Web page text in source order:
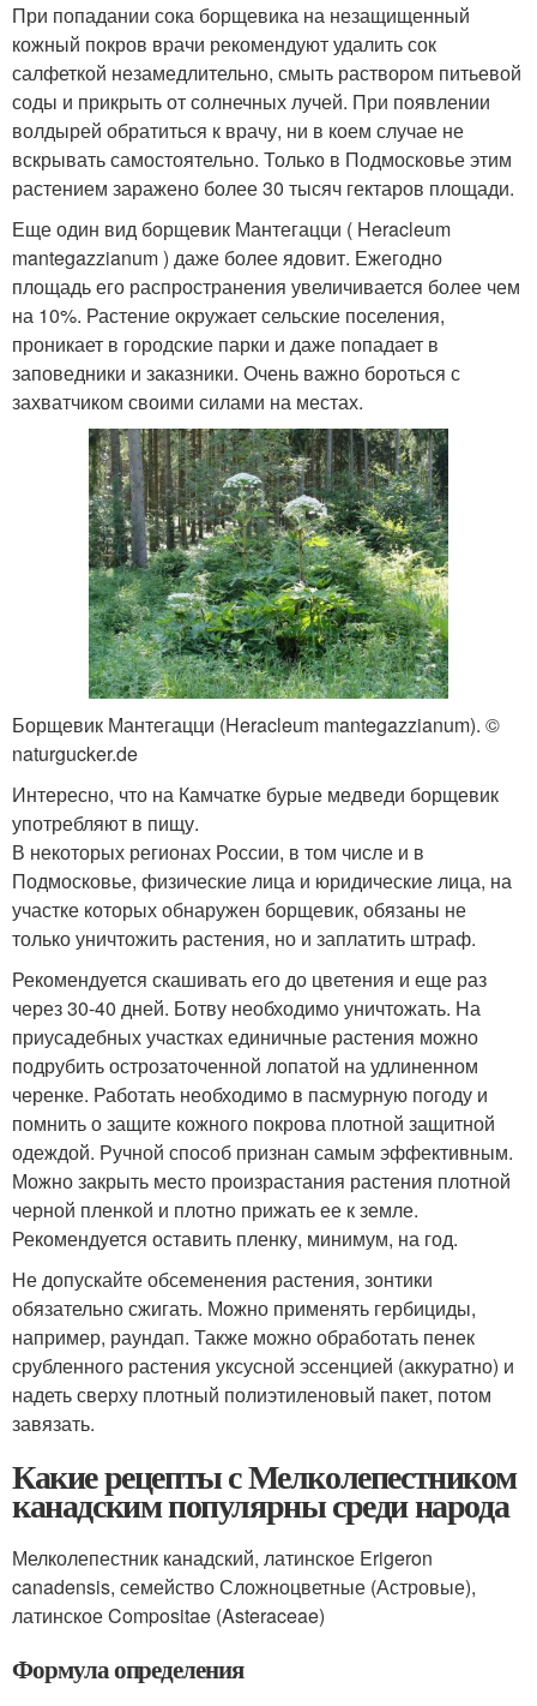
При попадании сока борщевика на незащищенный
кожный покров врачи рекомендуют удалить сок
салфеткой незамедлительно, смыть раствором питьевой
соды и прикрыть от солнечных лучей. При появлении
волдырей обратиться к врачу, ни в коем случае не
вскрывать самостоятельно. Только в Подмосковье этим
растением заражено более 30 тысяч гектаров площади.
Еще один вид борщевик Мантегацци ( Heracleum
mantegazzianum ) даже более ядовит. Ежегодно
площадь его распространения увеличивается более чем
на 10%. Растение окружает сельские поселения,
проникает в городские парки и даже попадает в
заповедники и заказники. Очень важно бороться с
захватчиком своими силами на местах.
Борщевик Мантегацци (Heracleum mantegazzianum). ©
naturgucker.de
Интересно, что на Камчатке бурые медведи борщевик
употребляют в пищу.
В некоторых регионах России, в том числе и в
Подмосковье, физические лица и юридические лица, на
участке которых обнаружен борщевик, обязаны не
только уничтожить растения, но и заплатить штраф.
Рекомендуется скашивать его до цветения и еще раз
через 30-40 дней. Ботву необходимо уничтожать. На
приусадебных участках единичные растения можно
подрубить острозаточенной лопатой на удлиненном
черенке. Работать необходимо в пасмурную погоду и
помнить о защите кожного покрова плотной защитной
одеждой. Ручной способ признан самым эффективным.
Можно закрыть место произрастания растения плотной
черной пленкой и плотно прижать ее к земле.
Рекомендуется оставить пленку, минимум, на год.
Не допускайте обсеменения растения, зонтики
обязательно сжигать. Можно применять гербициды,
например, раундап. Также можно обработать пенек
срубленного растения уксусной эссенцией (аккуратно) и
надеть сверху плотный полиэтиленовый пакет, потом
завязать.
Какие рецепты с Мелколепестником
канадским популярны среди народа
Мелколепестник канадский, латинское Erigeron
canadensis, семейство Сложноцветные (Астровые),
латинское Compositae (Asteraceae)
Формула определения